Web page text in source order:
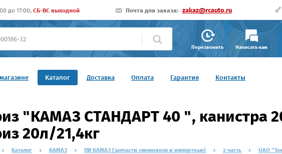
до 17:00, СБ-ВС выходной Почта для заказа: zakaz@rcauto.ru
Перезвонить Написать нам
Каталог Доставка Оплата Гарантия Контакты
"КАМАЗ СТАНДАРТ 40 ", канистра
20л/21,4кг
Каталог КАМАЗ ПИ КАМАЗ (запчасти смежников и импортные) 2 часть ОАО